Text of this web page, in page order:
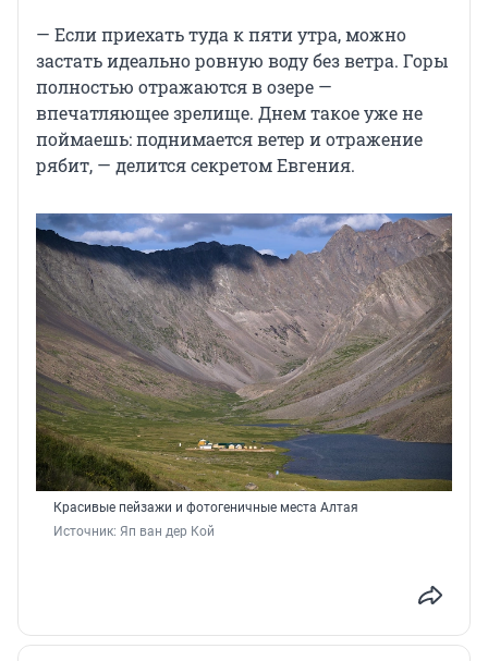
— Если приехать туда к пяти утра, можно
застать идеально ровную воду без ветра. Горы
полностью отражаются в озере —
впечатляющее зрелище. Днем такое уже не
поймаешь: поднимается ветер и отражение
рябит, — делится секретом Евгения.
Красивые пейзажи и фотогеничные места Алтая
Источник: Яп ван дер Кой